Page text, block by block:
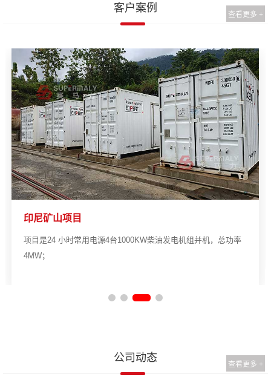
客户案例
查看更多 +
印尼矿山项目
项目是24 小时常用电源4台1000KW柴油发电机组并机，总功率
4MW；
公司动态
查看更多 +